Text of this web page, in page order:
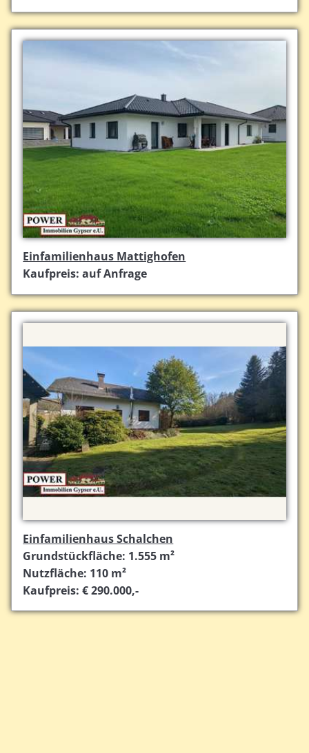
Einfamilienhaus Mattighofen
Kaufpreis: auf Anfrage
Einfamilienhaus Schalchen
Grundstückfläche: 1.555 m²
Nutzfläche: 110 m²
Kaufpreis: € 290.000,-